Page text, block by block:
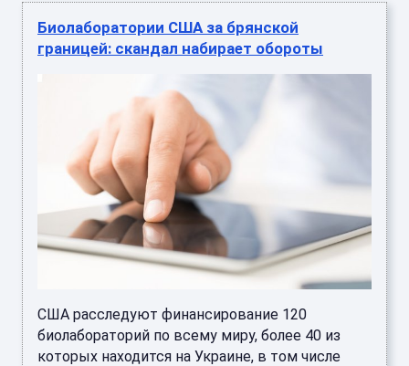
Биолаборатории США за брянской
границей: скандал набирает обороты
США расследуют финансирование 120
биолабораторий по всему миру, более 40 из
которых находится на Украине, в том числе